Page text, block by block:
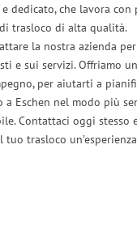
dedicato, che lavora con
trasloco di alta qualità.
la nostra azienda
e sui servizi. Offriamo
per aiutarti a
a Eschen nel modo più
Contattaci oggi stesso
tuo trasloco